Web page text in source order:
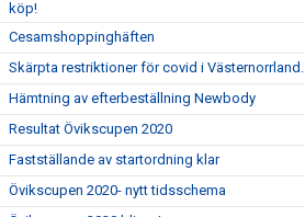
köp!
Cesamshoppinghäften
Skärpta restriktioner för covid i Västernorrland.
Hämtning av efterbeställning Newbody
Resultat Övikscupen 2020
Fastställande av startordning klar
Övikscupen 2020- nytt tidsschema